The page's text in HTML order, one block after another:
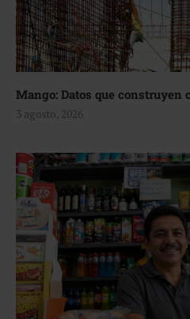
Mango: Datos que construyen
3 agosto, 2026